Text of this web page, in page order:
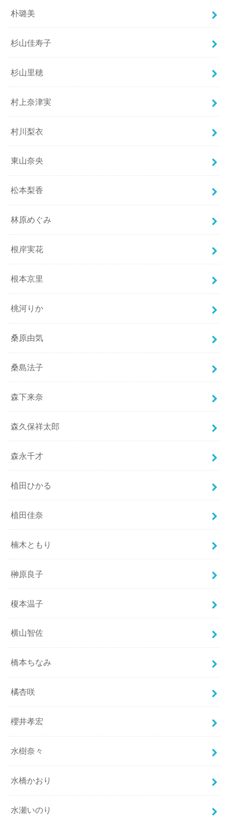
朴璐美
杉山佳寿子
杉山里穂
村上奈津実
村川梨衣
東山奈央
松本梨香
林原めぐみ
根岸実花
根本京里
桃河りか
桑原由気
桑島法子
森下来奈
森久保祥太郎
森永千才
植田ひかる
植田佳奈
楠木ともり
榊原良子
榎本温子
横山智佐
橋本ちなみ
橘杏咲
櫻井孝宏
水樹奈々
水橋かおり
水瀬いのり